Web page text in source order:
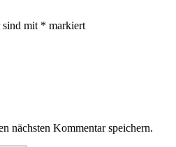
sind mit * markiert
nächsten Kommentar speichern.